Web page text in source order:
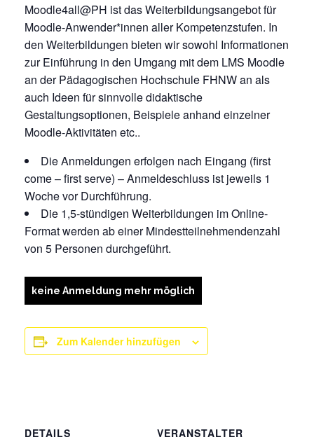
Moodle4all@PH ist das Weiterbildungsangebot für
Moodle-Anwender*innen aller Kompetenzstufen. In
den Weiterbildungen bieten wir sowohl Informationen
zur Einführung in den Umgang mit dem LMS Moodle
an der Pädagogischen Hochschule FHNW an als
auch Ideen für sinnvolle didaktische
Gestaltungsoptionen, Beispiele anhand einzelner
Moodle-Aktivitäten etc..
Die Anmeldungen erfolgen nach Eingang (first
come – first serve) – Anmeldeschluss ist jeweils 1
Woche vor Durchführung.
Die 1,5-stündigen Weiterbildungen im Online-
Format werden ab einer Mindestteilnehmendenzahl
von 5 Personen durchgeführt.
keine Anmeldung mehr möglich
Zum Kalender hinzufügen
DETAILS VERANSTALTER